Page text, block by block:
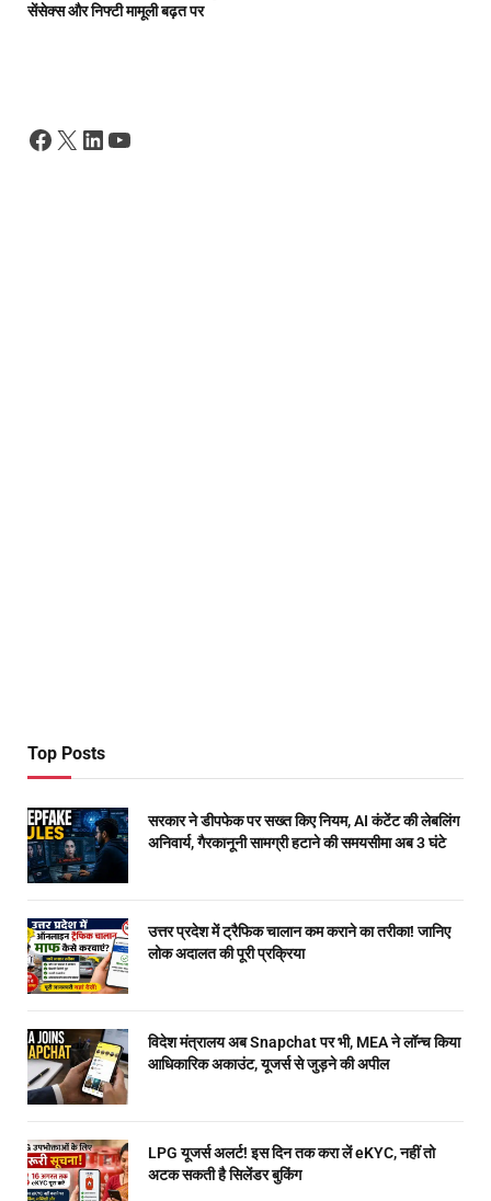
सेंसेक्स और निफ्टी मामूली बढ़त पर
Facebook
X LinkedIn
YouTube
Top Posts
सरकार ने डीपफेक पर सख्त किए नियम, AI कंटेंट की लेबलिंग
अनिवार्य, गैरकानूनी सामग्री हटाने की समयसीमा अब 3 घंटे
उत्तर प्रदेश में ट्रैफिक चालान कम कराने का तरीका! जानिए
लोक अदालत की पूरी प्रक्रिया
विदेश मंत्रालय अब Snapchat पर भी, MEA ने लॉन्च किया
आधिकारिक अकाउंट, यूजर्स से जुड़ने की अपील
LPG यूजर्स अलर्ट! इस दिन तक करा लें eKYC, नहीं तो
अटक सकती है सिलेंडर बुकिंग